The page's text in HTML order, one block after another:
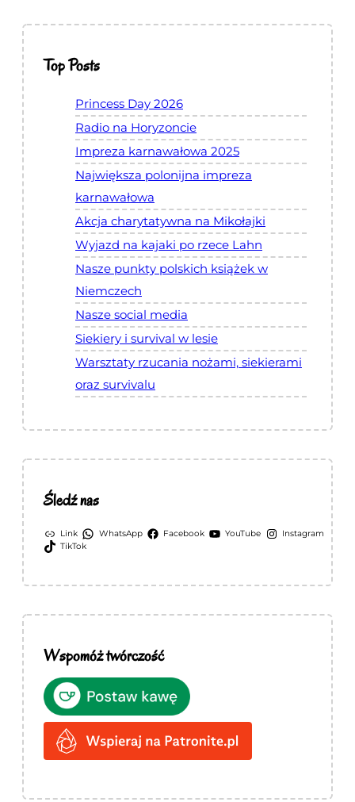
Top Posts
Princess Day 2026
Radio na Horyzoncie
Impreza karnawałowa 2025
Największa polonijna impreza
karnawałowa
Akcja charytatywna na Mikołajki
Wyjazd na kajaki po rzece Lahn
Nasze punkty polskich książek w
Niemczech
Nasze social media
Siekiery i survival w lesie
Warsztaty rzucania nożami, siekierami
oraz survivalu
Śledź nas
Link WhatsApp Facebook YouTube
Instagram
TikTok
Wspomóż twórczość